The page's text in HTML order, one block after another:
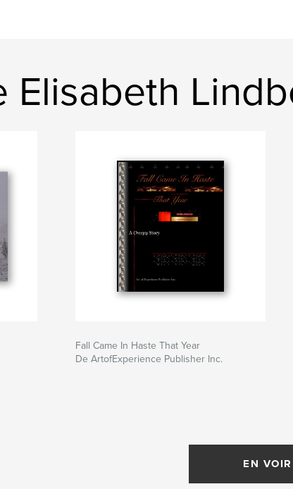
Elisabeth
Fall Came In Haste That Year
De ArtofExperience Publisher Inc.
EN